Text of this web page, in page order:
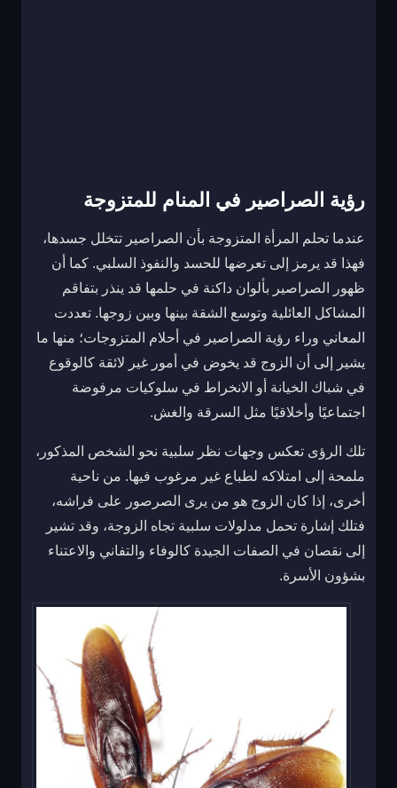
رؤية الصراصير في المنام للمتزوجة
عندما تحلم المرأة المتزوجة بأن الصراصير تتخلل جسدها،
فهذا قد يرمز إلى تعرضها للحسد والنفوذ السلبي. كما أن
ظهور الصراصير بألوان داكنة في حلمها قد ينذر بتفاقم
المشاكل العائلية وتوسع الشقة بينها وبين زوجها. تعددت
المعاني وراء رؤية الصراصير في أحلام المتزوجات؛ منها ما
يشير إلى أن الزوج قد يخوض في أمور غير لائقة كالوقوع
في شباك الخيانة أو الانخراط في سلوكيات مرفوضة
اجتماعيًا وأخلاقيًا مثل السرقة والغش.
تلك الرؤى تعكس وجهات نظر سلبية نحو الشخص المذكور،
ملمحة إلى امتلاكه لطباع غير مرغوب فيها. من ناحية
أخرى، إذا كان الزوج هو من يرى الصرصور على فراشه،
فتلك إشارة تحمل مدلولات سلبية تجاه الزوجة، وقد تشير
إلى نقصان في الصفات الجيدة كالوفاء والتفاني والاعتناء
بشؤون الأسرة.